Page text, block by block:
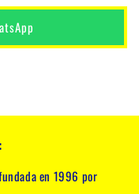
:
en 1996 por